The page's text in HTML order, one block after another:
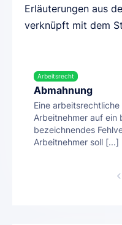
Erläuterungen aus
verknüpft mit dem
Arbeitsrecht
Abmahnung
Eine
Arbeitnehmer auf ein
bezeichnendes
Arbeitnehmer soll [...]